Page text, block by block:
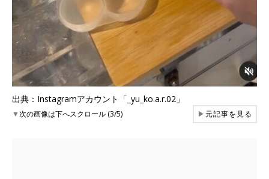
出典：Instagramアカウント「_yu_ko.a.r.02」
▼次の画像は下へスクロール (3/5) ▶元記事を見る